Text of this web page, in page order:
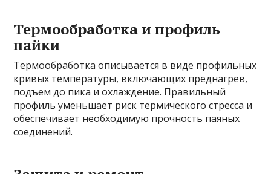
Термообработка и профиль
пайки
Термообработка описывается в виде профильных
кривых температуры, включающих преднагрев,
подъем до пика и охлаждение. Правильный
профиль уменьшает риск термического стресса и
обеспечивает необходимую прочность паяных
соединений.